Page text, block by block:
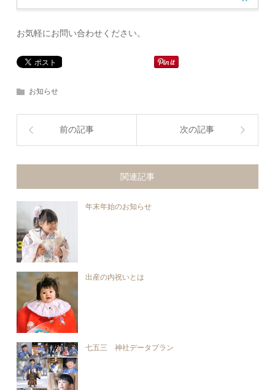
お気軽にお問い合わせください。
お知らせ
前の記事 次の記事
関連記事
年末年始のお知らせ
出産の内祝いとは
七五三 神社データプラン